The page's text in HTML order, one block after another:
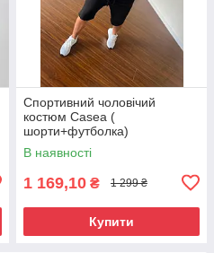
Спортивний чоловічий
костюм Casea (
шорти+футболка)
В наявності
1 169,10 ₴ 1 299 ₴
Купити